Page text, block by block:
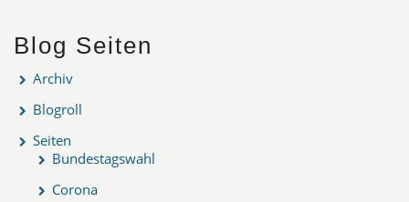
Blog Seiten
Archiv
Blogroll
Seiten
Bundestagswahl
Corona